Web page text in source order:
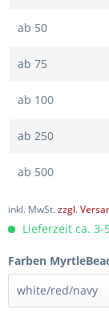
ab 50
ab 75
ab 100
ab 250
ab 500
inkl. MwSt.zzgl.
Lieferzeit ca. 3-
Farben